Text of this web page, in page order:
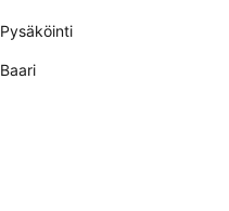
Pysäköinti
Baari